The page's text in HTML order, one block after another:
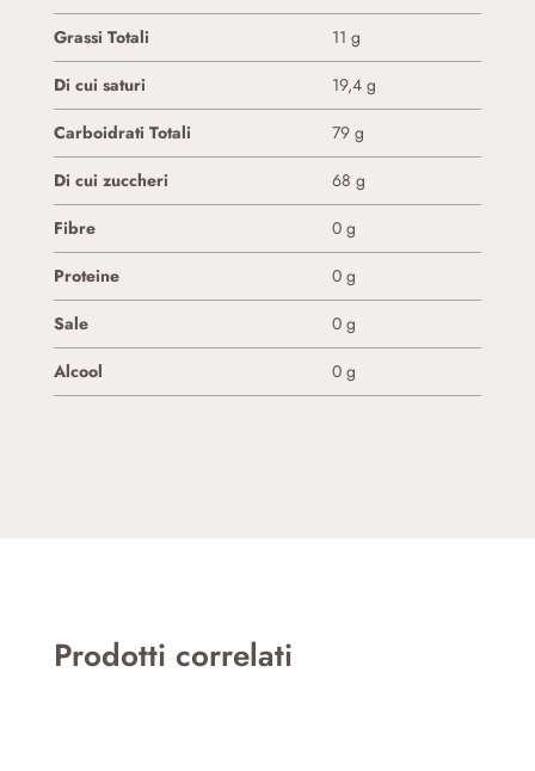
Grassi Totali
11 g
Di cui saturi
19,4 g
Carboidrati Totali
79 g
Di cui zuccheri
68 g
Fibre
0 g
Proteine
0 g
Sale
0 g
Alcool
0 g
Prodotti correlati